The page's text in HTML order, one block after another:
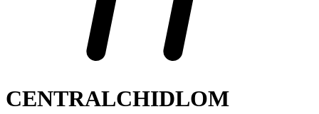
CENTRALCHIDLOM